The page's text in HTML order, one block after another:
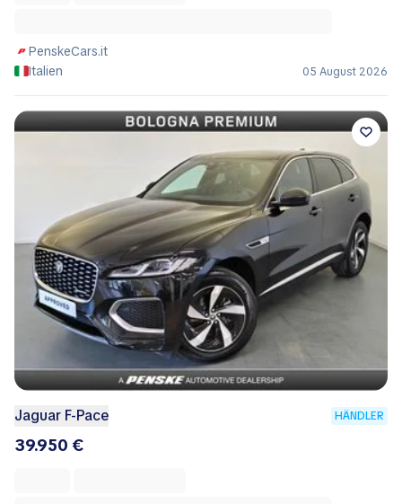
PenskeCars.it
Italien
05 August 2026
Jaguar F-Pace HÄNDLER
39.950 €